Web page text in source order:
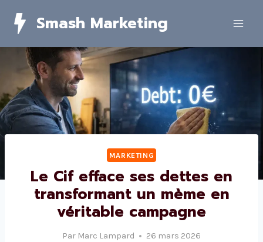
Smash Marketing
MARKETING
Le Cif efface ses dettes en
transformant un mème en
véritable campagne
Par Marc Lampard 26 mars 2026